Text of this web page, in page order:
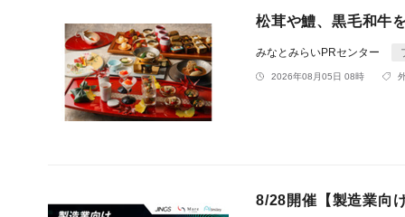
松茸や鱧、黒毛和牛
みなとみらいPRセンター
2026年08月05日 08時
8/28開催【製造業向